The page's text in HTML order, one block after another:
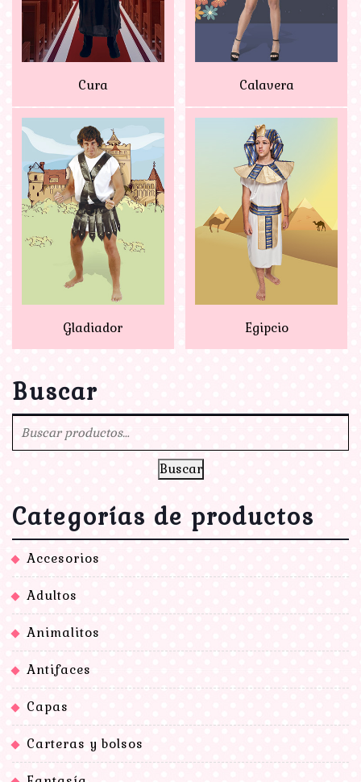
Cura Calavera
Gladiador Egipcio
Buscar
Buscar
Categorías de productos
Accesorios
Adultos
Animalitos
Antifaces
Capas
Carteras y bolsos